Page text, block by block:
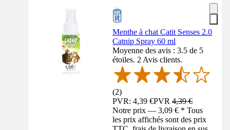
Menthe à chat Catit Senses 2.0
Catnip Spray 60 ml
Moyenne des avis : 3.5 de 5
étoiles. 2 Avis clients.
(2)
PVR: 4,39 €PVR4,39 €
Notre prix — 3,09 € * Tous
les prix affichés sont des prix